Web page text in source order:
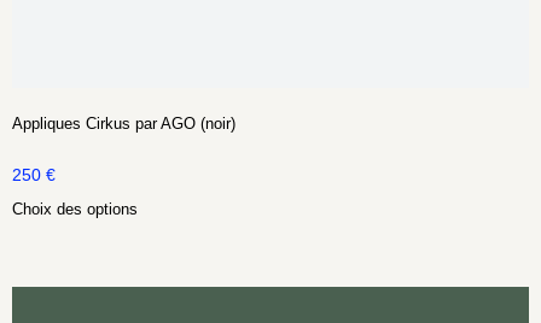
Appliques Cirkus par AGO (noir)
250 €
Choix des options